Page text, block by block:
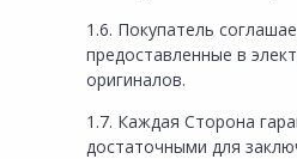
1.6. Покупатель
предоставленные в
оригиналов.
1.7. Каждая Сторона
достаточными для